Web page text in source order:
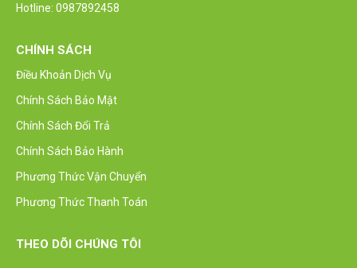
Hotline: 0987892458
CHÍNH SÁCH
Điều Khoản Dịch Vụ
Chính Sách Bảo Mật
Chính Sách Đổi Trả
Chính Sách Bảo Hành
Phương Thức Vận Chuyển
Phương Thức Thanh Toán
THEO DÕI CHÚNG TÔI